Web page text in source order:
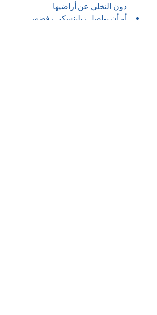
دون التخلي عن أراضيها.
أو أن يواصل زيلينسكي رفضه،